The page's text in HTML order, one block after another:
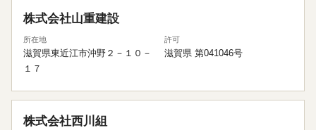
株式会社山重建設
所在地
滋賀県東近江市沖野２－１０－
１７
許可
滋賀県 第041046号
株式会社西川組